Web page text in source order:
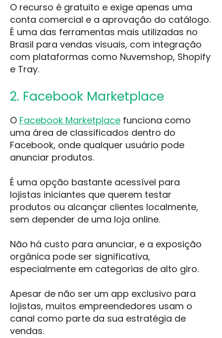
O recurso é gratuito e exige apenas uma
conta comercial e a aprovação do catálogo.
É uma das ferramentas mais utilizadas no
Brasil para vendas visuais, com integração
com plataformas como Nuvemshop, Shopify
e Tray.
2. Facebook Marketplace
O Facebook Marketplace funciona como
uma área de classificados dentro do
Facebook, onde qualquer usuário pode
anunciar produtos.
É uma opção bastante acessível para
lojistas iniciantes que querem testar
produtos ou alcançar clientes localmente,
sem depender de uma loja online.
Não há custo para anunciar, e a exposição
orgânica pode ser significativa,
especialmente em categorias de alto giro.
Apesar de não ser um app exclusivo para
lojistas, muitos empreendedores usam o
canal como parte da sua estratégia de
vendas.